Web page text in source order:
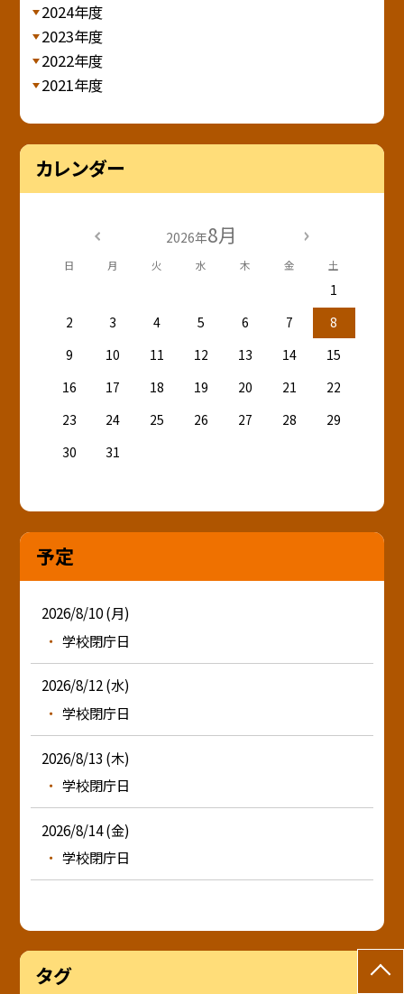
2024年度
2023年度
2022年度
2021年度
カレンダー
2026年8月
日 月 火 水 木 金 土
1
2
3 4 5 6 7
8
9
10 11 12 13 14
15
16
17 18 19 20 21
22
23
24 25 26 27 28
29
30
31
予定
2026/8/10 (月)
学校閉庁日
2026/8/12 (水)
学校閉庁日
2026/8/13 (木)
学校閉庁日
2026/8/14 (金)
学校閉庁日
タグ